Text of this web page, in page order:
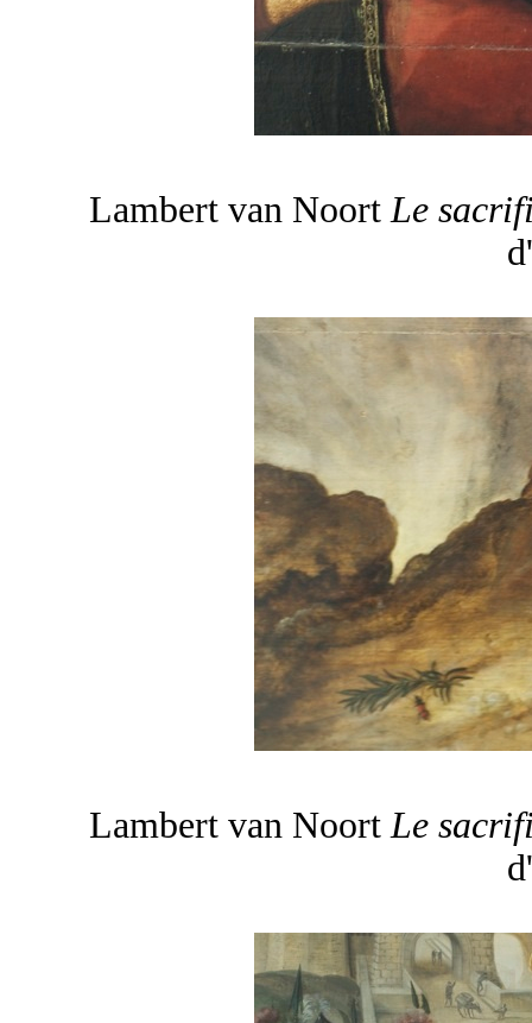
Lambert van Noort Le
Lambert van Noort Le